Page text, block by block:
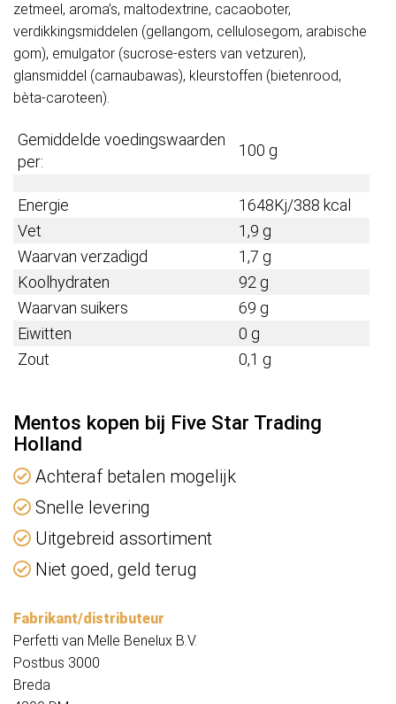
zetmeel, aroma’s, maltodextrine, cacaoboter,
verdikkingsmiddelen (gellangom, cellulosegom, arabische
gom), emulgator (sucrose-esters van vetzuren),
glansmiddel (carnaubawas), kleurstoffen (bietenrood,
bèta-caroteen).
Gemiddelde voedingswaarden
per:
100 g
Energie
1648Kj/388 kcal
Vet
1,9 g
Waarvan verzadigd
1,7 g
Koolhydraten
92 g
Waarvan suikers
69 g
Eiwitten
0 g
Zout
0,1 g
Mentos kopen bij Five Star Trading
Holland
Achteraf betalen mogelijk
Snelle levering
Uitgebreid assortiment
Niet goed, geld terug
Fabrikant/distributeur
Perfetti van Melle Benelux B.V.
Postbus 3000
Breda